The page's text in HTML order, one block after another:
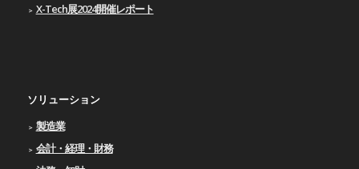
X-Tech展2024開催レポート
ソリューション
製造業
会計・経理・財務